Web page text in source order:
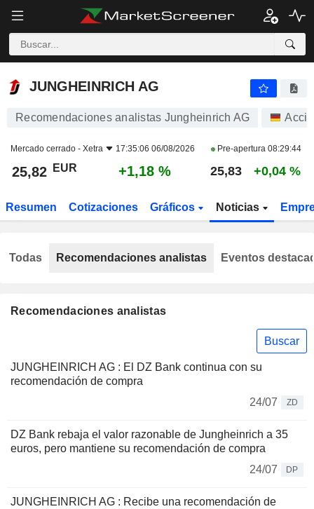
JUNGHEINRICH AG
JUNGHEINRICH AG
Recomendaciones analistas Jungheinrich AG
Mercado cerrado - Xetra 17:35:06 06/08/2026 Pre-apertura 08:29:44
25,82 EUR +1,18 % 25,83 +0,04 %
Resumen Cotizaciones Gráficos Noticias
Recomendaciones analistas
Buscar
JUNGHEINRICH AG : El DZ Bank continua con su
recomendación de compra
24/07
ZD
DZ Bank rebaja el valor razonable de Jungheinrich a 35
euros, pero mantiene su recomendación de compra
24/07
DP
JUNGHEINRICH AG : Recibe una recomendación de
Todas Recomendaciones analistas Eventos